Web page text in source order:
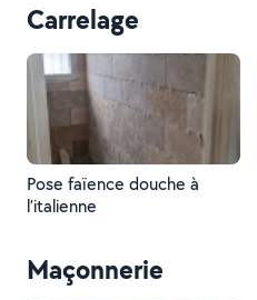
Carrelage
Pose faïence douche à
l’italienne
Maçonnerie